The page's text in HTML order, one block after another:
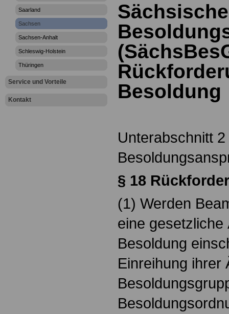
Saarland
Sachsen
Sachsen-Anhalt
Schleswig-Holstein
Thüringen
Service und Vorteile
Kontakt
Besoldung
Unterabschnitt 2
§ 18
(1) Werden
eine gesetzliche
Besoldung
Einreihung ihrer